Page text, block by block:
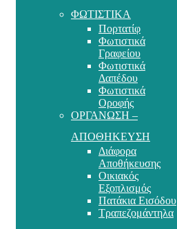
ΦΩΤΙΣΤΙΚΑ
Πορτατίφ
Φωτιστικά
Γραφείου
Φωτιστικά
Δαπέδου
Φωτιστικά
Οροφής
ΟΡΓΑΝΩΣΗ –
ΑΠΟΘΗΚΕΥΣΗ
Διάφορα
Αποθήκευσης
Οικιακός
Εξοπλισμός
Πατάκια Εισόδου
Τραπεζομάντηλα